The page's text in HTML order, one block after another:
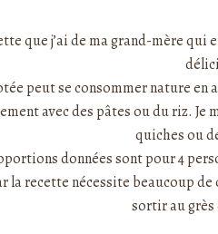
que j’ai de ma grand-mère qui
peut se consommer nature en
avec des pâtes ou du riz. Je
quiches ou
données sont pour 4
la recette nécessite beaucoup
sortir au grès